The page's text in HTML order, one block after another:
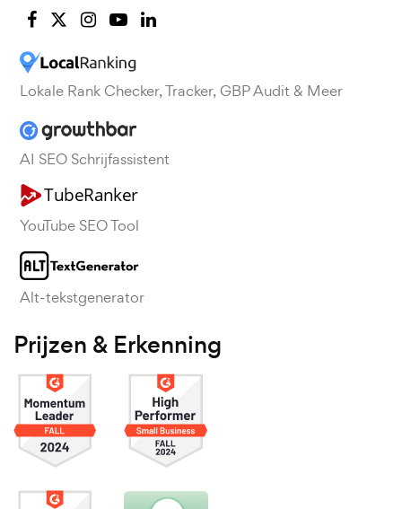
Lokale Rank Checker, Tracker, GBP Audit & Meer
AI SEO Schrijfassistent
YouTube SEO Tool
Alt-tekstgenerator
Prijzen & Erkenning